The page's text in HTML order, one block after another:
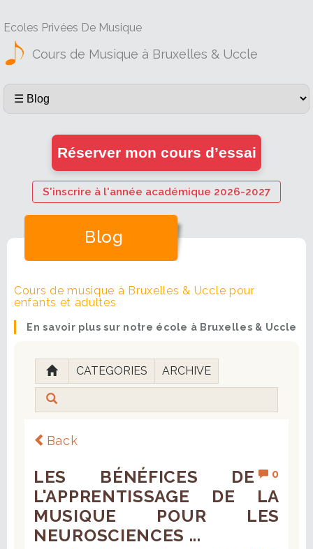
Ecoles Privées De Musique
Cours de Musique à Bruxelles & Uccle
Réserver mon cours d’essai
S'inscrire à l'année académique 2026-2027
Blog
Cours de musique à Bruxelles & Uccle pour
enfants et adultes
En savoir plus sur notre école à Bruxelles & Uccle
CATEGORIES ARCHIVE
Back
0
LES BÉNÉFICES DE
L'APPRENTISSAGE DE LA
MUSIQUE POUR LES
NEUROSCIENCES ...